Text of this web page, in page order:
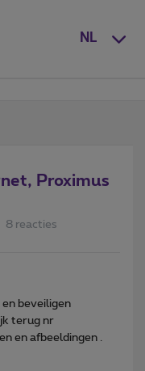
NL
Proximus
8 reacties
beveiligen
terug nr
en afbeeldingen .